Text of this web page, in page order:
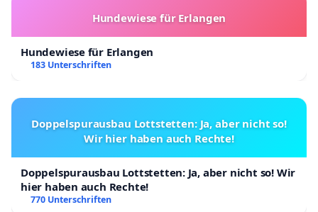
Hundewiese für Erlangen
Hundewiese für Erlangen
183 Unterschriften
Doppelspurausbau Lottstetten: Ja, aber nicht so!
Wir hier haben auch Rechte!
Doppelspurausbau Lottstetten: Ja, aber nicht so! Wir
hier haben auch Rechte!
770 Unterschriften